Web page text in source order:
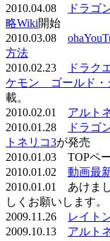
2010.04.08
ドラゴ
略Wiki開始
2010.03.08
方法
2010.02.23
ドラク
ケモン ゴールド・
載。
2010.02.01 アルト
2010.01.28
ドラゴ
トネリコ3が発売
2010.01.03 TOPペ
2010.01.02 動画最
2010.01.01 あけま
しくお願いします。
2009.11.26
レイト
2009.10.13 アルト